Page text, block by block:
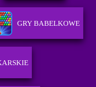
GRY BABELKOWE